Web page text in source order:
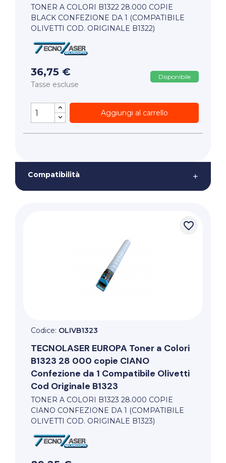
TONER A COLORI B1322 28.000 COPIE
BLACK CONFEZIONE DA 1 (COMPATIBILE
OLIVETTI COD. ORIGINALE B1322)
36,75 €
Tasse escluse
Disponibile
Aggiungi al carrello
Compatibilità +
favorite_border
Codice: OLIVB1323
TECNOLASER EUROPA Toner a Colori
B1323 28 000 copie CIANO
Confezione da 1 Compatibile Olivetti
Cod Originale B1323
TONER A COLORI B1323 28.000 COPIE
CIANO CONFEZIONE DA 1 (COMPATIBILE
OLIVETTI COD. ORIGINALE B1323)